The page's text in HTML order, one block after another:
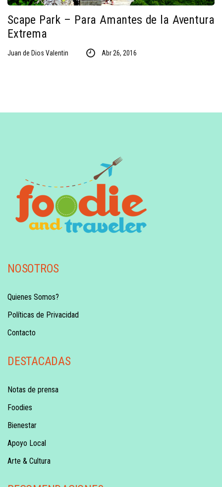
Scape Park – Para Amantes de la Aventura
Extrema
Juan de Dios Valentin Abr 26, 2016
NOSOTROS
Quienes Somos?
Políticas de Privacidad
Contacto
DESTACADAS
Notas de prensa
Foodies
Bienestar
Apoyo Local
Arte & Cultura